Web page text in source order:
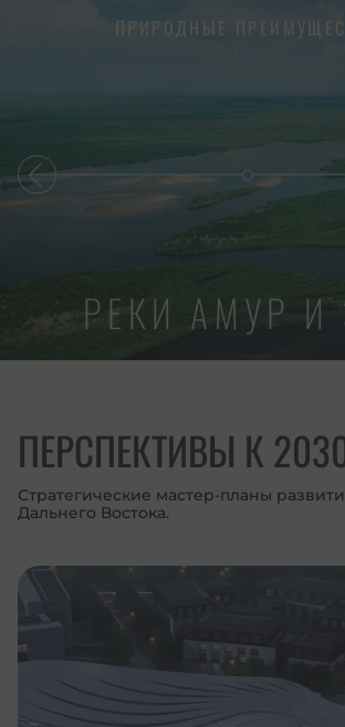
ПРИРОДНЫЕ
РЕКИ АМУР И
ПЕРСПЕКТИВЫ К
Стратегические мастер-планы
Дальнего Востока.